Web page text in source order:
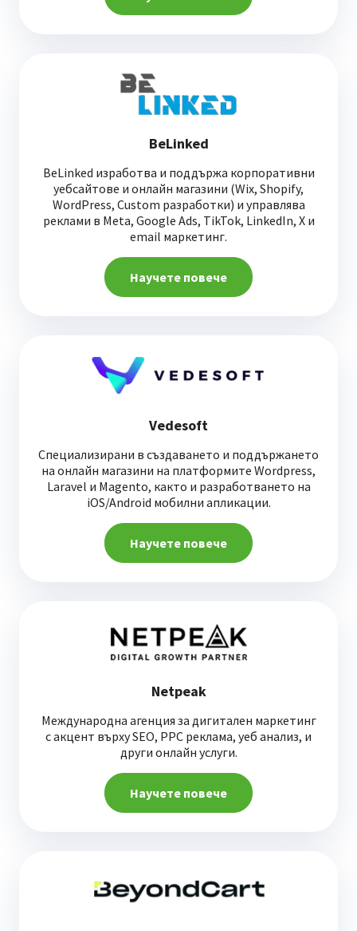
BeLinked
BeLinked изработва и поддържа корпоративни
уебсайтове и онлайн магазини (Wix, Shopify,
WordPress, Custom разработки) и управлява
реклами в Meta, Google Ads, TikTok, LinkedIn, X и
email маркетинг.
Научете повече
Vedesoft
Специализирани в създаването и поддържането
на онлайн магазини на платформите Wordpress,
Laravel и Magento, както и разработването на
iOS/Android мобилни апликации.
Научете повече
Netpeak
Международна агенция за дигитален маркетинг
с акцент върху SEO, PPC реклама, уеб анализ, и
други онлайн услуги.
Научете повече